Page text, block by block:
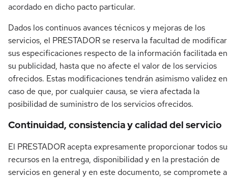
acordado en dicho pacto particular.
Dados los continuos avances técnicos y mejoras de los
servicios, el PRESTADOR se reserva la facultad de modificar
sus especificaciones respecto de la información facilitada en
su publicidad, hasta que no afecte el valor de los servicios
ofrecidos. Estas modificaciones tendrán asimismo validez en
caso de que, por cualquier causa, se viera afectada la
posibilidad de suministro de los servicios ofrecidos.
Continuidad, consistencia y calidad del servicio
El PRESTADOR acepta expresamente proporcionar todos
recursos en la entrega, disponibilidad y en la prestación de
servicios en general y en este documento, se compromete a